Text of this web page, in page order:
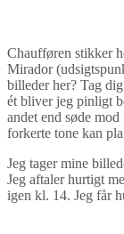
Chaufføren stikker
Mirador
billeder her? Tag
ét bliver jeg pinligt
andet end søde
forkerte tone kan
Jeg tager mine
Jeg aftaler hurtigt
igen kl. 14. Jeg får